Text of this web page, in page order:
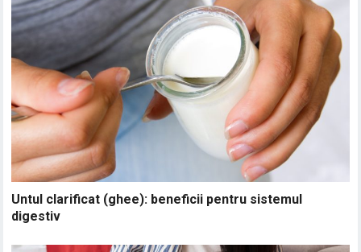
Untul clarificat (ghee): beneficii pentru sistemul
digestiv